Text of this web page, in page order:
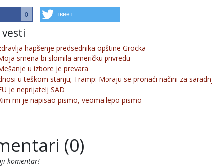
0 твеет
vesti
hapšenje predsednika opštine Grocka
smena bi slomila američku privredu
u izbore je prevara
u teškom stanju; Tramp: Moraju se pronaći načini za
je neprijatelj SAD
mi je napisao pismo, veoma lepo pismo
(0)
komentar!